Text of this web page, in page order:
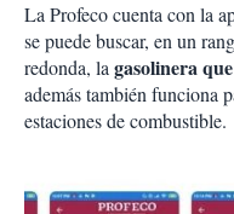
La Profeco cuenta con la
se puede buscar, en un
redonda, lagasolinera
además también funciona
estaciones de combustible.